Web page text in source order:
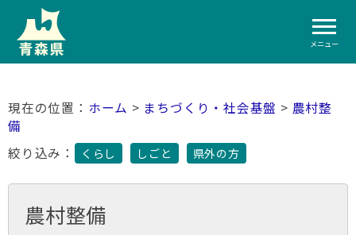
メニュー
ホーム > まちづくり・社会基盤 > 農村整
備
絞り込み：
くらし しごと 県外の方
農村整備